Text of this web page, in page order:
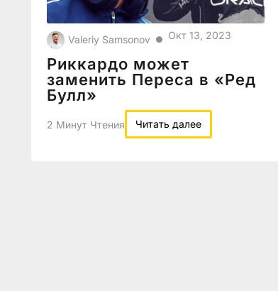
Valeriy Samsonov ● Окт 13, 2023
Риккардо может
заменить Переса в «Ред
Булл»
2 Минут Чтения Читать далее